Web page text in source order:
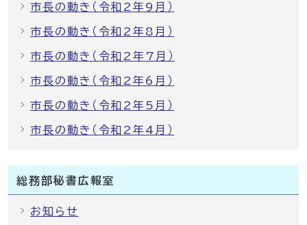
市長の動き（令和2年9月）
市長の動き（令和2年8月）
市長の動き（令和2年7月）
市長の動き（令和2年6月）
市長の動き（令和2年5月）
市長の動き（令和2年4月）
総務部秘書広報室
お知らせ